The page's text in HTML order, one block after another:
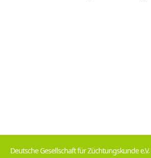
Deutsche Gesellschaft für Züchtungskunde